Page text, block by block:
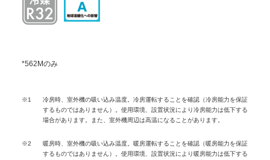
*562Mのみ
※1
冷房時、室外機の吸い込み温度。冷房運転することを確認（冷房能力を保証
するものではありません）。使用環境、設置状況により冷房能力は低下する
場合があります。また、室外機周辺は高温になることがあります。
※2
暖房時、室外機の吸い込み温度。暖房運転することを確認（暖房能力を保証
するものではありません）。使用環境、設置状況により暖房能力は低下する